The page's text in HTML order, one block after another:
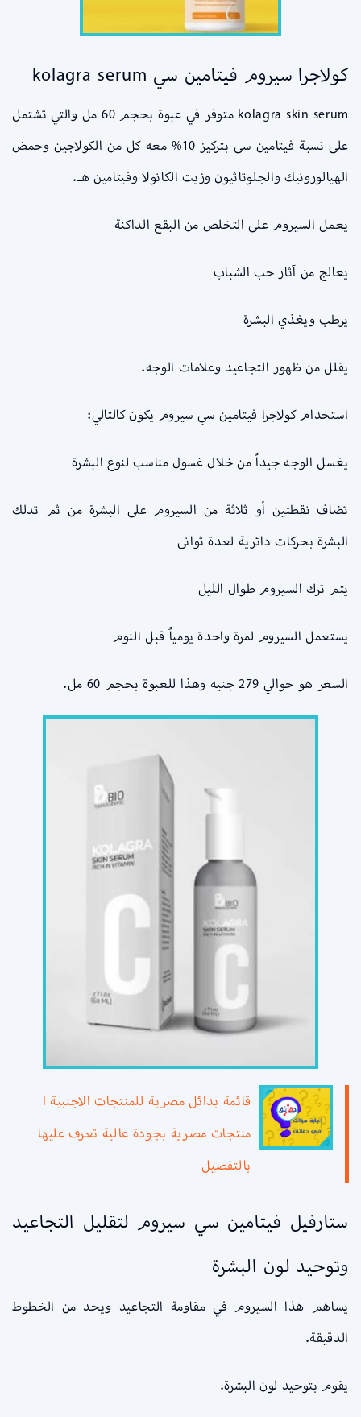
كولاجرا سيروم فيتامين سي kolagra serum
kolagra skin serum متوفر في عبوة بحجم 60 مل والتي تشتمل
على نسبة فيتامين سى بتركيز 10% معه كل من الكولاجين وحمض
الهيالورونيك والجلوتاثيون وزيت الكانولا وفيتامين هـ.
يعمل السيروم على التخلص من البقع الداكنة
يعالج من آثار حب الشباب
يرطب ويغذي البشرة
يقلل من ظهور التجاعيد وعلامات الوجه.
استخدام كولاجرا فيتامين سي سيروم يكون كالتالي:
يغسل الوجه جيداً من خلال غسول مناسب لنوع البشرة
تضاف نقطتين أو ثلاثة من السيروم على البشرة من ثم تدلك
البشرة بحركات دائرية لعدة ثوانى
يتم ترك السيروم طوال الليل
يستعمل السيروم لمرة واحدة يومياً قبل النوم
السعر هو حوالي 279 جنيه وهذا للعبوة بحجم 60 مل.
قائمة بدائل مصرية للمنتجات الاجنبية l
منتجات مصرية بجودة عالية تعرف عليها
بالتفصيل
ستارفيل فيتامين سي سيروم لتقليل التجاعيد
وتوحيد لون البشرة
يساهم هذا السيروم في مقاومة التجاعيد ويحد من الخطوط
الدقيقة.
يقوم بتوحيد لون البشرة.